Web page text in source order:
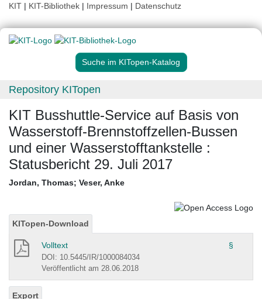
KIT | KIT-Bibliothek | Impressum | Datenschutz
Suche im KITopen-Katalog
Repository KITopen
KIT Busshuttle-Service auf Basis von
Wasserstoff-Brennstoffzellen-Bussen
und einer Wasserstofftankstelle :
Statusbericht 29. Juli 2017
Jordan, Thomas; Veser, Anke
KITopen-Download
Volltext §
DOI: 10.5445/IR/1000084034
Veröffentlicht am 28.06.2018
Export